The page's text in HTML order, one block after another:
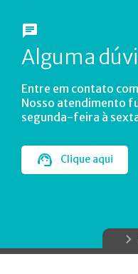
Alguma
Entre em contato
Nosso atendimento
segunda-feira à
Clique aqui